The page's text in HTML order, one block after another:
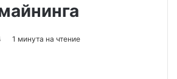
1 минута на чтение